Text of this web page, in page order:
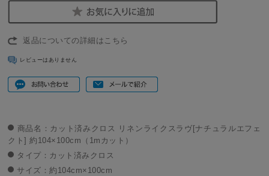
返品についての詳細はこちら
レビューはありません
商品名：カット済みクロス リネンライクスラヴ[ナチュラルエフェ
クト] 約104×100cm（1mカット）
タイプ：カット済みクロス
サイズ：約104cm×100cm